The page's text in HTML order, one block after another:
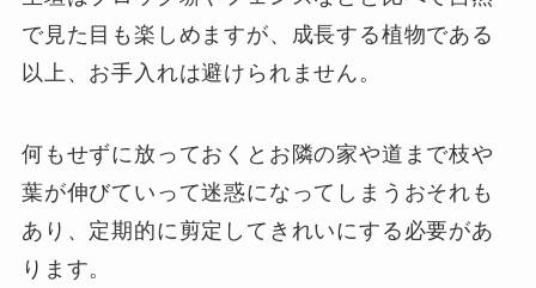
で見た目も楽しめますが、成長する植物である
以上、お手入れは避けられません。
何もせずに放っておくとお隣の家や道まで枝や
葉が伸びていって迷惑になってしまうおそれも
あり、定期的に剪定してきれいにする必要があ
ります。